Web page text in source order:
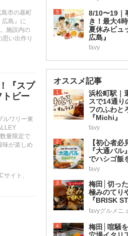
市の基町
島』に
施設内の
い出作り
『スプ
トビー
ルワリー東
量限定で
味が楽しめ
イト、
5
8/10〜19｜
き！最大4
夏休みビュ
広島』
favy
オススメ記事
1
浜松町駅｜
スで14通り
フのふわと
『Michi』
favy
2
【初心者
『大通バ
でハシゴ飯
favy
3
梅田│切っ
極みのてり
『BRISK
favyグルメニ
4
梅田│喧騒